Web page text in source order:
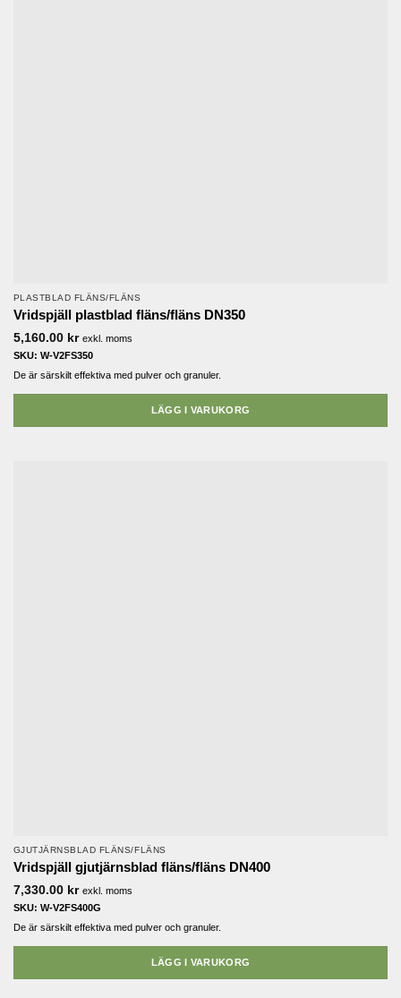
PLASTBLAD FLÄNS/FLÄNS
Vridspjäll plastblad fläns/fläns DN350
5,160.00 kr exkl. moms
SKU: W-V2FS350
De är särskilt effektiva med pulver och granuler.
LÄGG I VARUKORG
GJUTJÄRNSBLAD FLÄNS/FLÄNS
Vridspjäll gjutjärnsblad fläns/fläns DN400
7,330.00 kr exkl. moms
SKU: W-V2FS400G
De är särskilt effektiva med pulver och granuler.
LÄGG I VARUKORG